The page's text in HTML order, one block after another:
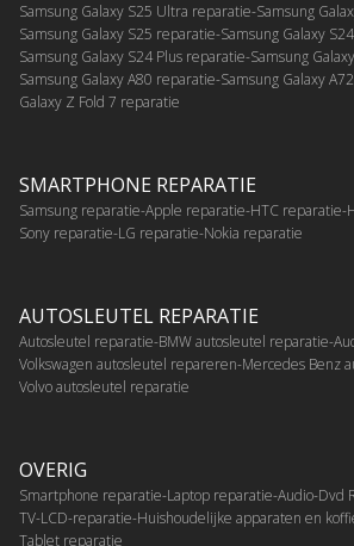
Samsung Galaxy S25 Ultra reparatie Samsung
Samsung Galaxy S25 reparatie Samsung Galaxy
Samsung Galaxy S24 Plus reparatie Samsung
Samsung Galaxy A80 reparatie Samsung Galaxy
Galaxy Z Fold 7 reparatie
SMARTPHONE REPARATIE
Samsung reparatie Apple reparatie HTC reparatie
Sony reparatie LG reparatie Nokia reparatie
AUTOSLEUTEL REPARATIE
Autosleutel reparatie BMW autosleutel reparatie
Volkswagen autosleutel repareren Mercedes Benz
Volvo autosleutel reparatie
OVERIG
Smartphone reparatie Laptop reparatie Audio-Dvd
TV-LCD-reparatie Huishoudelijke apparaten en
Tablet reparatie